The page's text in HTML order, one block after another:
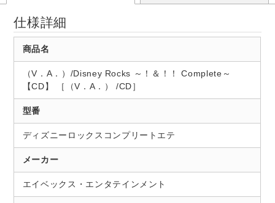
仕様詳細
商品名
（V．A．）/Disney Rocks ～！＆！！ Complete～
【CD】 ［（V．A．） /CD］
型番
ディズニーロックスコンプリートエテ
メーカー
エイベックス・エンタテインメント